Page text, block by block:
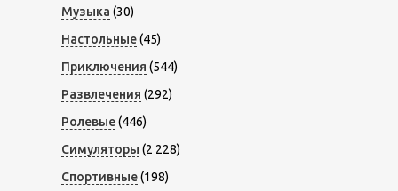
Музыка (30)
Настольные(45)
Приключения (544)
Развлечения (292)
Ролевые(446)
Симуляторы (2 228)
Спортивные(198)